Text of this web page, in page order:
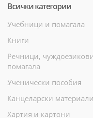
Всички категории
Учебници и помагала
Книги
Речници, чуждоезикови
помагала
Ученически пособия
Канцеларски материали
Хартия и картони